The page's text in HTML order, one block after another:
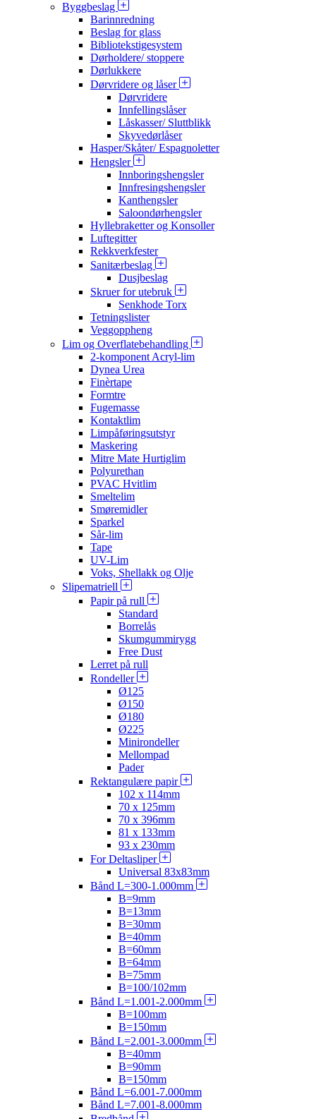
Byggbeslag
Barinnredning
Beslag for glass
Bibliotekstigesystem
Dørholdere/ stoppere
Dørlukkere
Dørvridere og låser
Dørvridere
Innfellingslåser
Låskasser/ Sluttblikk
Skyvedørlåser
Hasper/Skåter/ Espagnoletter
Hengsler
Innboringshengsler
Innfresingshengsler
Kanthengsler
Saloondørhengsler
Hyllebraketter og Konsoller
Luftegitter
Rekkverkfester
Sanitærbeslag
Dusjbeslag
Skruer for utebruk
Senkhode Torx
Tetningslister
Veggoppheng
Lim og Overflatebehandling
2-komponent Acryl-lim
Dynea Urea
Finèrtape
Formtre
Fugemasse
Kontaktlim
Limpåføringsutstyr
Maskering
Mitre Mate Hurtiglim
Polyurethan
PVAC Hvitlim
Smeltelim
Smøremidler
Sparkel
Sår-lim
Tape
UV-Lim
Voks, Shellakk og Olje
Slipematriell
Papir på rull
Standard
Borrelås
Skumgummirygg
Free Dust
Lerret på rull
Rondeller
Ø125
Ø150
Ø180
Ø225
Minirondeller
Mellompad
Pader
Rektangulære papir
102 x 114mm
70 x 125mm
70 x 396mm
81 x 133mm
93 x 230mm
For Deltasliper
Universal 83x83mm
Bånd L=300-1.000mm
B=9mm
B=13mm
B=30mm
B=40mm
B=60mm
B=64mm
B=75mm
B=100/102mm
Bånd L=1.001-2.000mm
B=100mm
B=150mm
Bånd L=2.001-3.000mm
B=40mm
B=90mm
B=150mm
Bånd L=6.001-7.000mm
Bånd L=7.001-8.000mm